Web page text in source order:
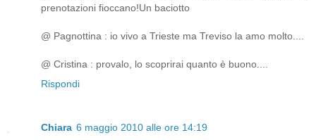
prenotazioni fioccano!Un baciotto
@ Pagnottina : io vivo a Trieste ma Treviso la amo molto....
@ Cristina : provalo, lo scoprirai quanto è buono....
Rispondi
Chiara 6 maggio 2010 alle ore 14:19